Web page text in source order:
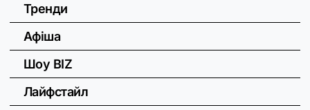
Тренди
Афіша
Шоу BIZ
Лайфстайл